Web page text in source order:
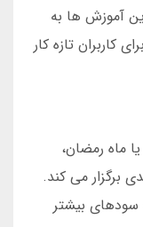
آموزش ها به
کاربران تازه کار
ماه رمضان،
برگزار می کند.
بیشتر